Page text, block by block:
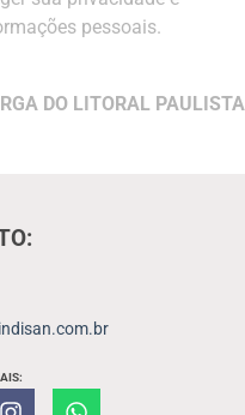
pessoais.
DO LITORAL PAULISTA